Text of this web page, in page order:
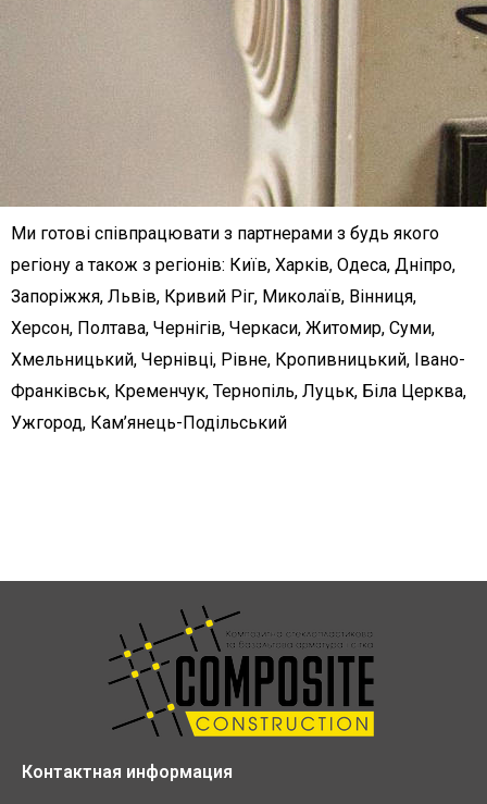
Ми готові співпрацювати з партнерами з будь якого
регіону а також з регіонів: Київ, Харків, Одеса, Дніпро,
Запоріжжя, Львів, Кривий Ріг, Миколаїв, Вінниця,
Херсон, Полтава, Чернігів, Черкаси, Житомир, Суми,
Хмельницький, Чернівці, Рівне, Кропивницький, Івано-
Франківськ, Кременчук, Тернопіль, Луцьк, Біла Церква,
Ужгород, Кам’янець-Подільський
Контактная информация